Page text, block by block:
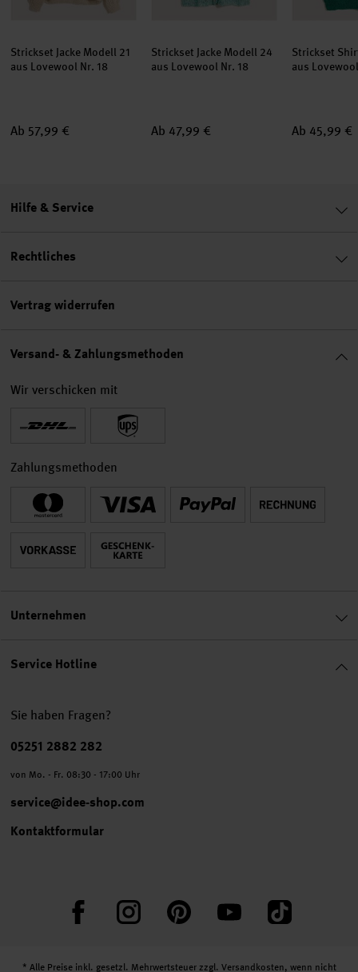
Strickset Jacke Modell 21
aus Lovewool Nr. 18
Ab 57,99 €
Strickset Jacke Modell 24
aus Lovewool Nr. 18
Ab 47,99 €
Strickset
aus
Ab 45,99 €
Service Hotline
Sie haben Fragen?
Telefonnummer
05251 2882 282
von Mo. - Fr. 08:30 - 17:00 Uhr
service@idee-shop.com
Kontaktformular
FacebookInstagram PinterestYouTube TikTok
Hilfe & Service
Rechtliches
Vertrag widerrufen
Versand- & Zahlungsmethoden
Wir verschicken mit
Zahlungsmethoden
Unternehmen
* Alle Preise inkl. gesetzl. Mehrwertsteuer zzgl. Versandkosten, wenn nicht